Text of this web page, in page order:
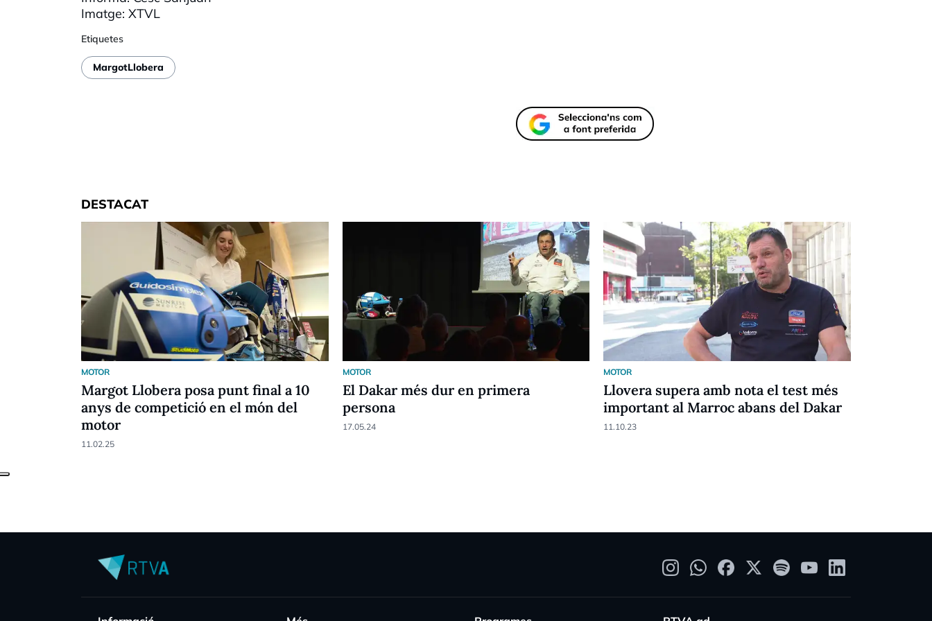
Imatge: XTVL
Etiquetes
MargotLlobera
DESTACAT
MOTOR
Margot Llobera posa punt final a 10
anys de competició en el món del
motor
11.02.25
MOTOR
El Dakar més dur en primera
persona
17.05.24
MOTOR
Llovera supera amb nota el test més
important al Marroc abans del Dakar
11.10.23